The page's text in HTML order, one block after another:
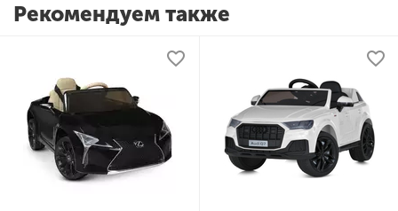
Рекомендуем также